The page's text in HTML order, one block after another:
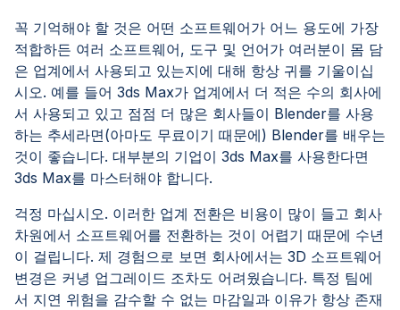
꼭 기억해야 할 것은 어떤 소프트웨어가 어느 용도에 가장
적합하든 여러 소프트웨어, 도구 및 언어가 여러분이 몸 담
은 업계에서 사용되고 있는지에 대해 항상 귀를 기울이십
시오. 예를 들어 3ds Max가 업계에서 더 적은 수의 회사에
서 사용되고 있고 점점 더 많은 회사들이 Blender를 사용
하는 추세라면(아마도 무료이기 때문에) Blender를 배우는
것이 좋습니다. 대부분의 기업이 3ds Max를 사용한다면
3ds Max를 마스터해야 합니다.
걱정 마십시오. 이러한 업계 전환은 비용이 많이 들고 회사
차원에서 소프트웨어를 전환하는 것이 어렵기 때문에 수년
이 걸립니다. 제 경험으로 보면 회사에서는 3D 소프트웨어
변경은 커녕 업그레이드 조차도 어려웠습니다. 특정 팀에
서 지연 위험을 감수할 수 없는 마감일과 이유가 항상 존재